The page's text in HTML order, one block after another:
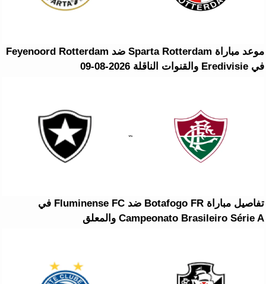
موعد مباراة Sparta Rotterdam ضد Feyenoord Rotterdam
في Eredivisie والقنوات الناقلة 2026-08-09
تفاصيل مباراة Botafogo FR ضد Fluminense FC في
Campeonato Brasileiro Série A والمعلق